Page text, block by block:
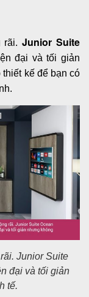
rãi.Junior Suite
đại và tối giản
kế để bạn có
Junior Suite
đại và tối giản
tế.